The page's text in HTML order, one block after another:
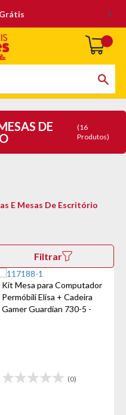
DE
(16
Produtos)
E Mesas De Escritório
Filtrar
Kit Mesa para Computador
Permóbili Elisa + Cadeira
Gamer Guardian 730-5 -
(0)